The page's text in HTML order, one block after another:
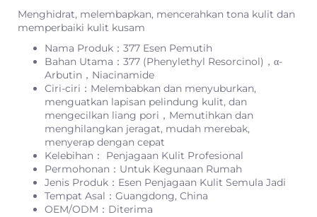
Menghidrat, melembapkan, mencerahkan tona kulit dan
memperbaiki kulit kusam
Nama Produk：377 Esen Pemutih
Bahan Utama：377 (Phenylethyl Resorcinol)，α-
Arbutin，Niacinamide
Ciri-ciri：Melembabkan dan menyuburkan,
menguatkan lapisan pelindung kulit, dan
mengecilkan liang pori，Memutihkan dan
menghilangkan jeragat, mudah merebak,
menyerap dengan cepat
Kelebihan： Penjagaan Kulit Profesional
Permohonan：Untuk Kegunaan Rumah
Jenis Produk：Esen Penjagaan Kulit Semula Jadi
Tempat Asal：Guangdong, China
OEM/ODM：Diterima